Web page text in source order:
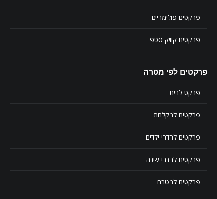
פרקטים פולימריים
פרקטים קוויק סטפ
פרקטים לפי מטרה
פרקט לבית
פרקטים למקלחת
פרקטים לחדרי ילדים
פרקטים לחדרי שינה
פרקטים למטבח